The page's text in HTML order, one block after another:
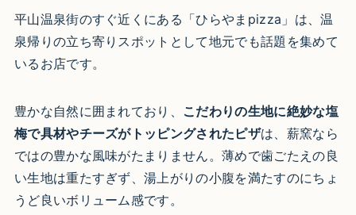
平山温泉街のすぐ近くにある「ひらやまpizza」は、温
泉帰りの立ち寄りスポットとして地元でも話題を集めて
いるお店です。
豊かな自然に囲まれており、 こだわりの生地に絶妙な塩
梅で具材やチーズがトッピングされたピザは、薪窯なら
ではの豊かな風味がたまりません。薄めで歯ごたえの良
い生地は重たすぎず、湯上がりの小腹を満たすのにちょ
うど良いボリューム感です。